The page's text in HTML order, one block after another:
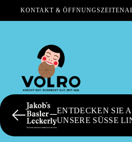
KONTAKT & ÖFFNUNGSZEITEN
ENTDECKEN SIE
UNSERE SÜSSE